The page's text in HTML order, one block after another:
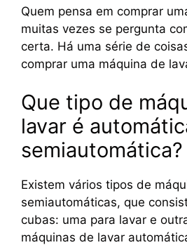
Quem pensa em comprar
muitas vezes se pergunta
certa. Há uma série de
comprar uma máquina de
Que tipo de
lavar é
semiautomática?
Existem vários tipos de
semiautomáticas, que
cubas: uma para lavar e
máquinas de lavar